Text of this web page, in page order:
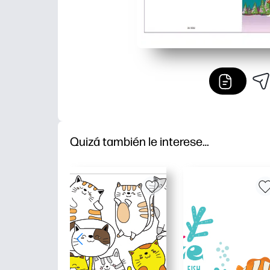
Quizá también le interese…